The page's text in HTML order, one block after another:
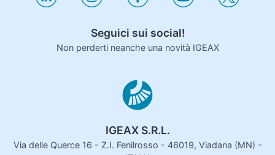
Seguici sui social!
Non perderti neanche una novità IGEAX
IGEAX S.R.L.
Via delle Querce 16 - Z.I. Fenilrosso - 46019, Viadana (MN) -